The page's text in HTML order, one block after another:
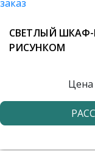
СВЕТЛЫЙ ШКАФ-
РИСУНКОМ
Цена